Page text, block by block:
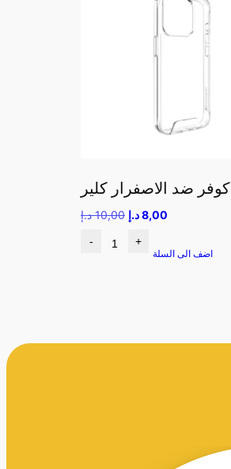
كوفر ضد الاصفرار كلير
10,00 د.إ 8,00د.إ
- +
اضف الى السلة